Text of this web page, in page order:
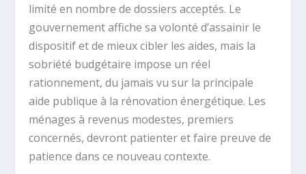
limité en nombre de dossiers acceptés. Le
gouvernement affiche sa volonté d’assainir le
dispositif et de mieux cibler les aides, mais la
sobriété budgétaire impose un réel
rationnement, du jamais vu sur la principale
aide publique à la rénovation énergétique. Les
ménages à revenus modestes, premiers
concernés, devront patienter et faire preuve de
patience dans ce nouveau contexte.